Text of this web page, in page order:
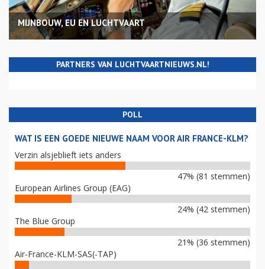
MIJNBOUW, EU EN LUCHTVAART
PARTNERS VAN LUCHTVAARTNIEUWS.NL!
POLL
WAT IS EEN GOEDE NIEUWE NAAM VOOR AIR FRANCE-KLM?
Verzin alsjeblieft iets anders
47% (81 stemmen)
European Airlines Group (EAG)
24% (42 stemmen)
The Blue Group
21% (36 stemmen)
Air-France-KLM-SAS(-TAP)